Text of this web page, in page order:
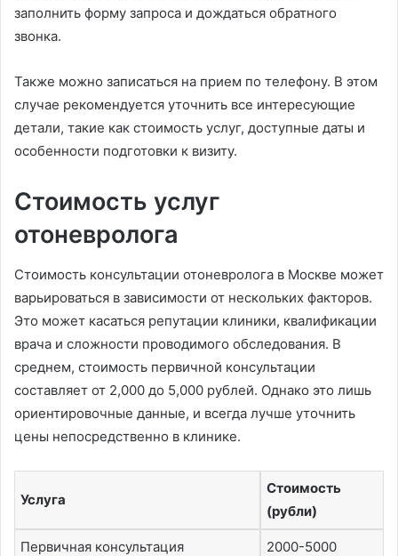
заполнить форму запроса и дождаться обратного
звонка.
Также можно записаться на прием по телефону. В этом
случае рекомендуется уточнить все интересующие
детали, такие как стоимость услуг, доступные даты и
особенности подготовки к визиту.
Стоимость услуг
отоневролога
Стоимость консультации отоневролога в Москве может
варьироваться в зависимости от нескольких факторов.
Это может касаться репутации клиники, квалификации
врача и сложности проводимого обследования. В
среднем, стоимость первичной консультации
составляет от 2,000 до 5,000 рублей. Однако это лишь
ориентировочные данные, и всегда лучше уточнить
цены непосредственно в клинике.
Услуга
Стоимость
(рубли)
Первичная консультация 2000-5000